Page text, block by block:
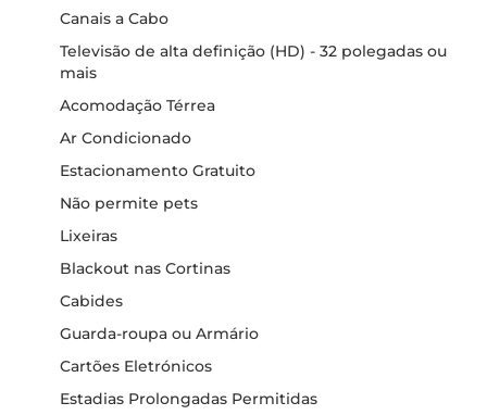
Canais a Cabo
Televisão de alta definição (HD) - 32 polegadas ou
mais
Acomodação Térrea
Ar Condicionado
Estacionamento Gratuito
Não permite pets
Lixeiras
Blackout nas Cortinas
Cabides
Guarda-roupa ou Armário
Cartões Eletrónicos
Estadias Prolongadas Permitidas